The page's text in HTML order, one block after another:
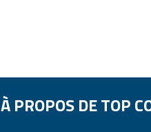
À PROPOS DE TOP